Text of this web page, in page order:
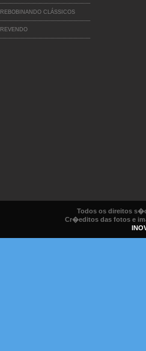
REBOBINANDO CLÁSSICOS
REVENDO
Todos os direitos
Cr�editos das fotos e